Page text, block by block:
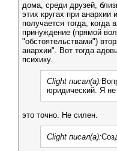
дома, среди друзей,
этих кругах при
получается тогда, когда
принуждение (прямой
"обстоятельствами")
анархии". Вот тогда
психику.
Clight писал(а):
юридический. Я
это точно. Не силен.
Clight писал(а):